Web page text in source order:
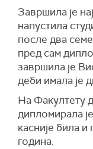
Завршила је
напустила
после два
пред сам
завршила је
деби имала је
На Факултету
дипломирала
касније била
година.